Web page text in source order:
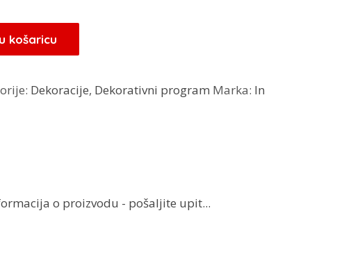
5,10 KM.
košaricu
Dekoracije, Dekorativni program Marka: In
o proizvodu - pošaljite upit...